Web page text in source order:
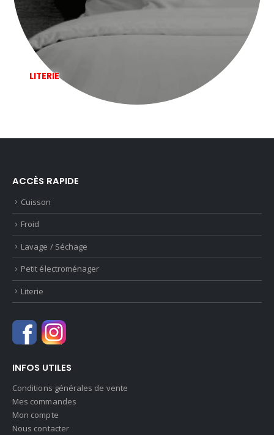
LITERIE
ACCÈS RAPIDE
Cuisson
Froid
Lavage / Séchage
Petit électroménager
Literie
INFOS UTILES
Conditions générales de vente
Mes commandes
Mon compte
Nous contacter